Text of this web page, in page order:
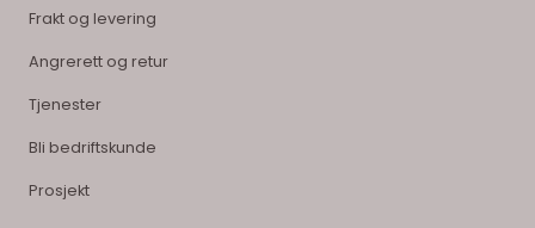
Frakt og levering
Angrerett og retur
Tjenester
Bli bedriftskunde
Prosjekt